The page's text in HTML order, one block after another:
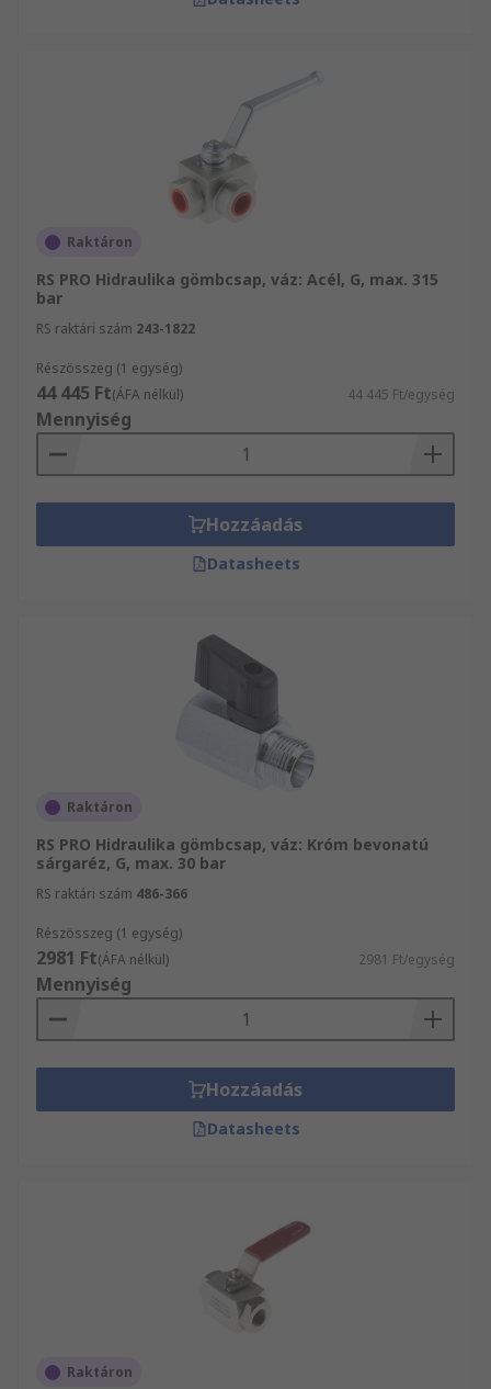
Raktáron
RS PRO Hidraulika gömbcsap, váz: Acél, G, max. 315
bar
RS raktári szám 243-1822
Részösszeg (1 egység)
44 445 Ft(ÁFA nélkül) 44 445 Ft/egység
Mennyiség
Hozzáadás
Datasheets
Raktáron
RS PRO Hidraulika gömbcsap, váz: Króm bevonatú
sárgaréz, G, max. 30 bar
RS raktári szám 486-366
Részösszeg (1 egység)
2981 Ft(ÁFA nélkül) 2981 Ft/egység
Mennyiség
Hozzáadás
Datasheets
Raktáron